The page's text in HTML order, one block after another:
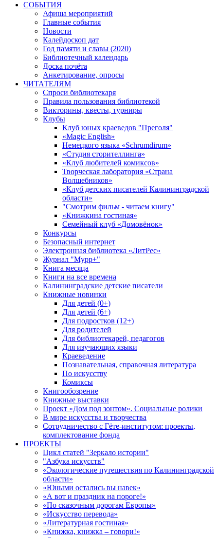
СОБЫТИЯ
Афиша мероприятий
Главные события
Новости
Калейдоскоп дат
Год памяти и славы (2020)
Библиотечный календарь
Доска почёта
Анкетирование, опросы
ЧИТАТЕЛЯМ
Спроси библиотекаря
Правила пользования библиотекой
Викторины, квесты, турниры
Клубы
Клуб юных краеведов "Преголя"
«Magic English»
Немецкого языка «Schrumdirum»
«Студия сторителлинга»
«Клуб любителей комиксов»
Творческая лаборатория «Страна
Волшебников»
«Клуб детских писателей Калининградской
области»
"Смотрим фильм - читаем книгу"
«Книжкина гостиная»
Семейный клуб «Домовёнок»
Конкурсы
Безопасный интернет
Электронная библиотека «ЛитРес»
Журнал "Мурр+"
Книга месяца
Книги на все времена
Калининградские детские писатели
Книжные новинки
Для детей (0+)
Для детей (6+)
Для подростков (12+)
Для родителей
Для библиотекарей, педагогов
Для изучающих языки
Краеведение
Познавательная, справочная литература
По искусству
Комиксы
Книгообозрение
Книжные выставки
Проект «Дом под зонтом». Социальные ролики
В мире искусства и творчества
Сотрудничество с Гёте-институтом: проекты,
комплектование фонда
ПРОЕКТЫ
Цикл статей "Зеркало истории"
"Азбука искусств"
«Экологические путешествия по Калининградской
области»
«Юными остались вы навек»
«А вот и праздник на пороге!»
«По сказочным дорогам Европы»
«Искусство перевода»
«Литературная гостиная»
«Книжка, книжка – говори!»